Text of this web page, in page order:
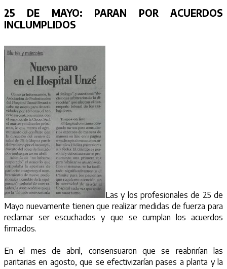
25 DE MAYO: PARAN POR ACUERDOS
INCLUMPLIDOS
Las y los profesionales de 25 de
Mayo nuevamente tienen que realizar medidas de fuerza para
reclamar ser escuchados y que se cumplan los acuerdos
firmados.
En el mes de abril, consensuaron que se reabrirían las
paritarias en agosto, que se efectivizarían pases a planta y la